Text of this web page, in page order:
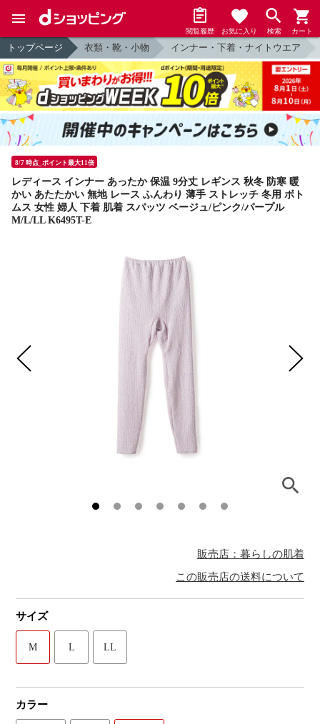
閲覧履歴 お気に入り 検索 カート
トップページ 衣類・靴・小物 インナー・下着・ナイトウエア
8/7 時点_ポイント最大11倍
レディース インナー あったか 保温 9分丈 レギンス 秋冬 防寒 暖
かい あたたかい 無地 レース ふんわり 薄手 ストレッチ 冬用 ボト
ムス 女性 婦人 下着 肌着 スパッツ ベージュ/ピンク/パープル
M/L/LL K6495T-E
販売店：暮らしの肌着
この販売店の送料について
サイズ
M L LL
カラー